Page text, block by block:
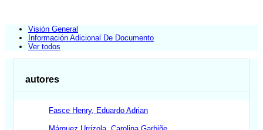
Visión General
Información Adicional De Documento
Ver todos
autores
Fasce Henry, Eduardo Adrian